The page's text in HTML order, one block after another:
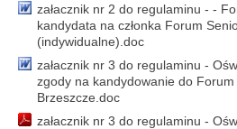
załacznik nr 2 do regulaminu - -
kandydata na członka Forum
(indywidualne).doc
załacznik nr 3 do regulaminu -
zgody na kandydowanie do
Brzeszcze.doc
załacznik nr 3 do regulaminu -